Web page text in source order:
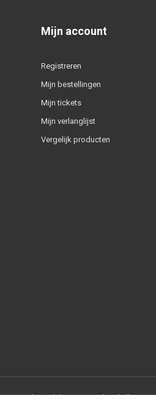
Mijn account
Registreren
Mijn bestellingen
Mijn tickets
Mijn verlanglijst
Vergelijk producten
-1837beoordelingen opWebwinkelkeur